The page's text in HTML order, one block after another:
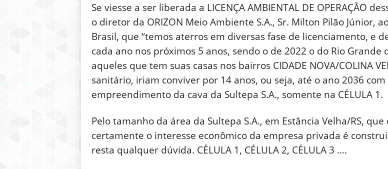
Se viesse a ser liberada a LICENÇA AMBIENTAL DE OPERAÇÃO
o diretor da ORIZON Meio Ambiente S.A., Sr. Milton Pilão Júnior,
Brasil, que “temos aterros em diversas fase de licenciamento, e
cada ano nos próximos 5 anos, sendo o de 2022 o do Rio Grande
aqueles que tem suas casas nos bairros CIDADE NOVA/COLINA
sanitário, iriam conviver por 14 anos, ou seja, até o ano 2036
empreendimento da cava da Sultepa S.A., somente na CÉLULA 1.
Pelo tamanho da área da Sultepa S.A., em Estância Velha/RS,
certamente o interesse econômico da empresa privada é
resta qualquer dúvida. CÉLULA 1, CÉLULA 2, CÉLULA 3 ….